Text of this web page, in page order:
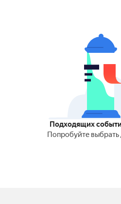
Подходящих
Попробуйте выбрать